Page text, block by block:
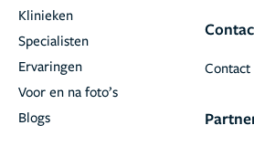
Klinieken
Specialisten
Ervaringen
Voor en na foto’s
Blogs
Contact